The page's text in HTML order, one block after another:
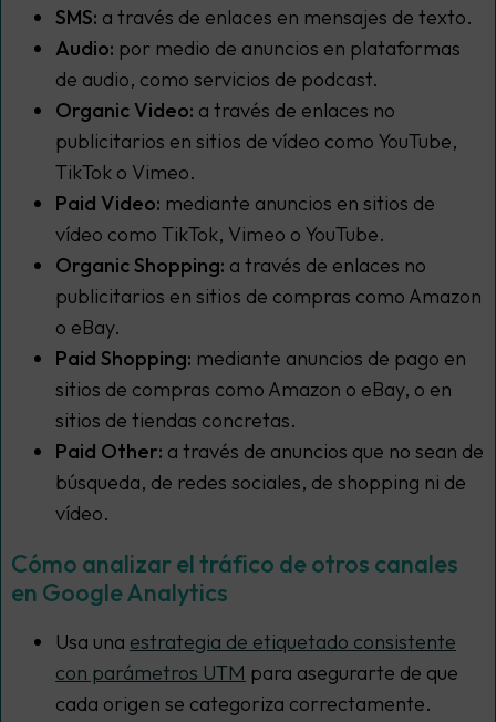
SMS: a través de enlaces en mensajes de texto.
Audio: por medio de anuncios en plataformas
de audio, como servicios de podcast.
Organic Video: a través de enlaces no
publicitarios en sitios de vídeo como YouTube,
TikTok o Vimeo.
Paid Video: mediante anuncios en sitios de
vídeo como TikTok, Vimeo o YouTube.
Organic Shopping: a través de enlaces no
publicitarios en sitios de compras como Amazon
o eBay.
Paid Shopping: mediante anuncios de pago en
sitios de compras como Amazon o eBay, o en
sitios de tiendas concretas.
Paid Other: a través de anuncios que no sean de
búsqueda, de redes sociales, de shopping ni de
vídeo.
Cómo analizar el tráfico de otros canales
en Google Analytics
Usa una estrategia de etiquetado consistente
con parámetros UTM para asegurarte de que
cada origen se categoriza correctamente.